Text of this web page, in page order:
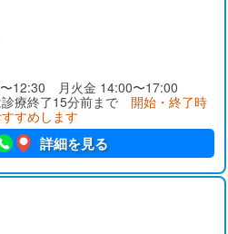
〜12:30 月火金 14:00〜17:00
療終了15分前まで 開始・終了時
すめします
詳細を見る